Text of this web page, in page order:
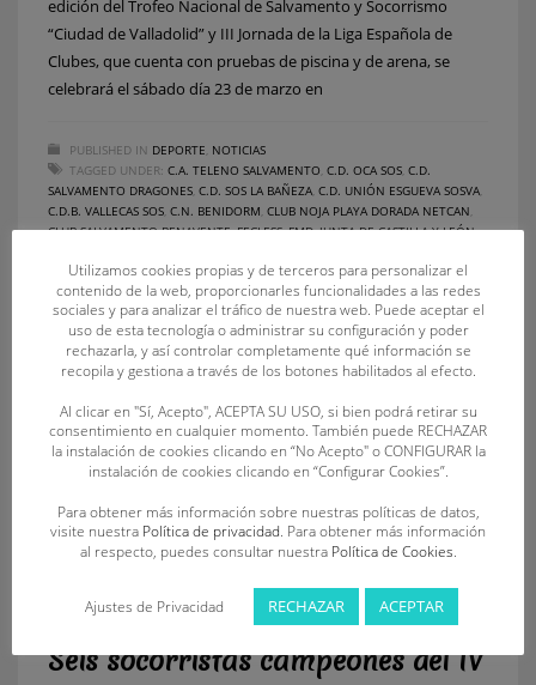
edición del Trofeo Nacional de Salvamento y Socorrismo
“Ciudad de Valladolid” y III Jornada de la Liga Española de
Clubes, que cuenta con pruebas de piscina y de arena, se
celebrará el sábado día 23 de marzo en
PUBLISHED IN DEPORTE NOTICIAS
TAGGED UNDER: C.A. TELENO SALVAMENTO C.D. OCA SOS C.D.
SALVAMENTO DRAGONES C.D. SOS LA BAÑEZA C.D. UNIÓN ESGUEVA SOSVA
C.D.B. VALLECAS SOS C.N. BENIDORM CLUB NOJA PLAYA DORADA NETCAN
CLUB SALVAMENTO BENAVENTE,FECLESS,FMD,JUNTA DE CASTILLA Y LEÓN,
Seis socorristas campeones del IV
Utilizamos cookies propias y de terceros para personalizar el
contenido de la web, proporcionarles funcionalidades a las redes
sociales y para analizar el tráfico de nuestra web. Puede aceptar el
uso de esta tecnología o administrar su configuración y poder
rechazarla, y así controlar completamente qué información se
recopila y gestiona a través de los botones habilitados al efecto.
Al clicar en "Sí, Acepto", ACEPTA SU USO, si bien podrá retirar su
consentimiento en cualquier momento. También puede RECHAZAR
la instalación de cookies clicando en “No Acepto" o CONFIGURAR la
instalación de cookies clicando en “Configurar Cookies”.
Para obtener más información sobre nuestras políticas de datos,
visite nuestra Política de privacidad. Para obtener más información
al respecto, puedes consultar nuestra Política de Cookies.
Ajustes de Privacidad RECHAZAR ACEPTAR